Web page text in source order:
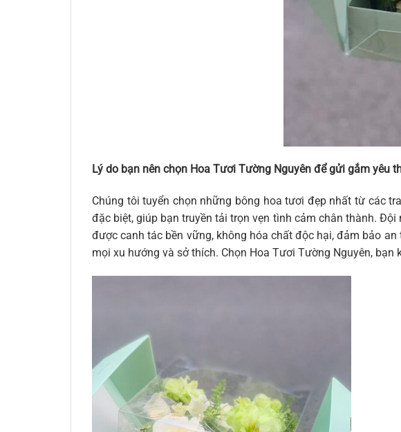
Lý do bạn nên chọn Hoa Tươi Tường Nguyên để gửi gắm yêu
Chúng tôi tuyển chọn những bông hoa tươi đẹp nhất từ các
đặc biệt, giúp bạn truyền tải trọn vẹn tình cảm chân thành.
được canh tác bền vững, không hóa chất độc hại, đảm bảo
mọi xu hướng và sở thích. Chọn Hoa Tươi Tường Nguyên,